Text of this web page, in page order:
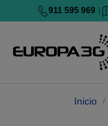
911 595 969
Inicio